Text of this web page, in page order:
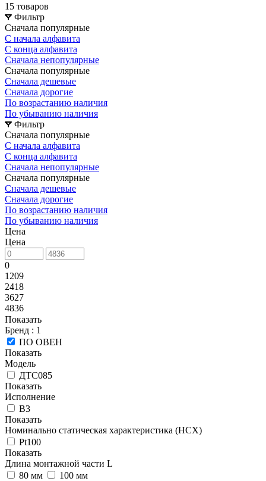
15 товаров
Фильтр
Сначала популярные
С начала алфавита
С конца алфавита
Сначала непопулярные
Сначала популярные
Сначала дешевые
Сначала дорогие
По возрастанию наличия
По убыванию наличия
Фильтр
Сначала популярные
С начала алфавита
С конца алфавита
Сначала непопулярные
Сначала популярные
Сначала дешевые
Сначала дорогие
По возрастанию наличия
По убыванию наличия
Цена
Цена
0
1209
2418
3627
4836
Показать
Бренд : 1
ПО ОВЕН
Показать
Модель
ДТС085
Показать
Исполнение
В3
Показать
Номинально статическая характеристика (НСХ)
Pt100
Показать
Длина монтажной части L
80 мм
100 мм